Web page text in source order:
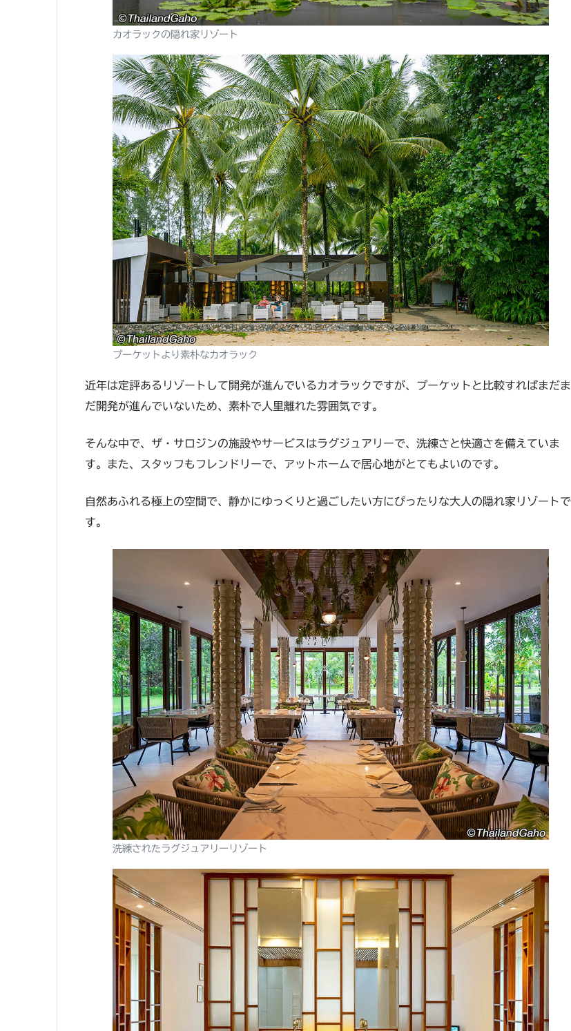
カオラックの隠れ家リゾート
プーケットより素朴なカオラック
近年は定評あるリゾートして開発が進んでいるカオラックですが、プーケットと比較すればまだま
だ開発が進んでいないため、素朴で人里離れた雰囲気です。
そんな中で、ザ・サロジンの施設やサービスはラグジュアリーで、洗練さと快適さを備えていま
す。また、スタッフもフレンドリーで、アットホームで居心地がとてもよいのです。
自然あふれる極上の空間で、静かにゆっくりと過ごしたい方にぴったりな大人の隠れ家リゾートで
す。
洗練されたラグジュアリーリゾート